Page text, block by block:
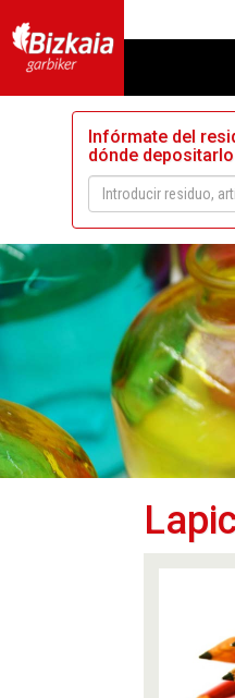
Infórmate del
dónde depositarlo